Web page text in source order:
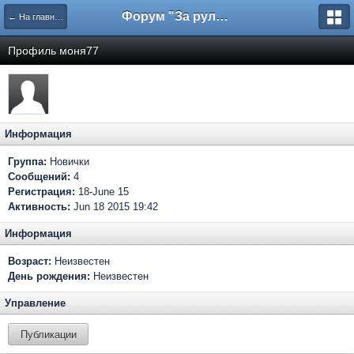
← На главную Форум "За рулем"
Профиль моня77
Информация
Группа: Новички
Сообщений: 4
Регистрация: 18-June 15
Активность: Jun 18 2015 19:42
Информация
Возраст: Неизвестен
День рождения: Неизвестен
Управление
Публикации